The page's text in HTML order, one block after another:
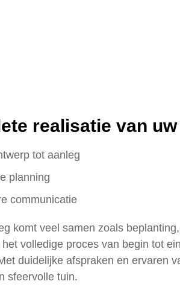
realisatie van
tot aanleg
planning
communicatie
komt veel samen zoals
volledige proces van begin tot
duidelijke afspraken en ervaren
sfeervolle tuin.